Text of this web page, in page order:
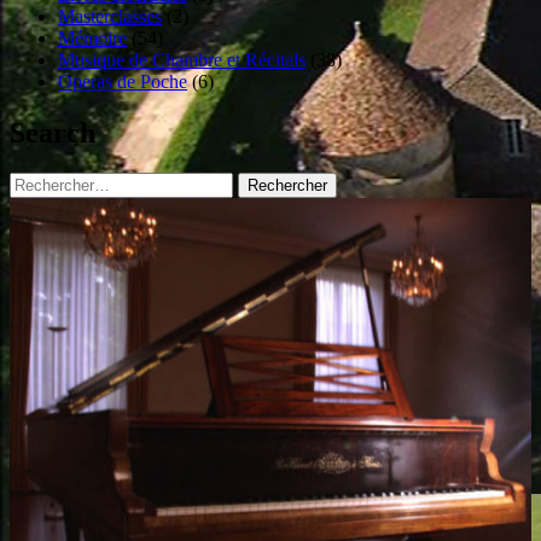
Masterclasses(2)
Mémoire (54)
Musique de Chambre et Récitals (38)
Operas de Poche(6)
Search
Rechercher :